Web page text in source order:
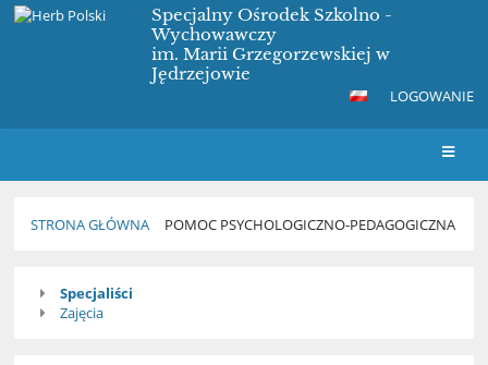
Specjalny Ośrodek Szkolno -
Wychowawczy
im. Marii Grzegorzewskiej w
Jędrzejowie
LOGOWANIE
STRONA GŁÓWNA POMOC PSYCHOLOGICZNO-PEDAGOGICZNA
Pomoc
Psychologiczno-
Specjaliści
Zajęcia